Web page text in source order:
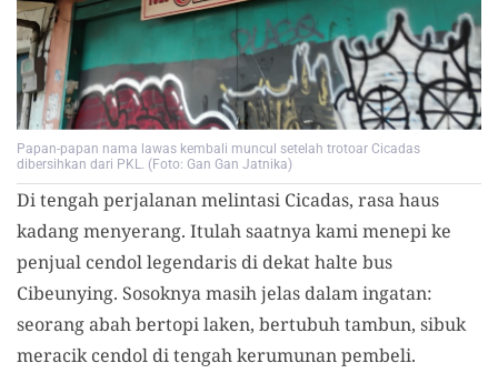
Papan-papan nama lawas kembali muncul setelah trotoar Cicadas
dibersihkan dari PKL. (Foto: Gan Gan Jatnika)
Di tengah perjalanan melintasi Cicadas, rasa haus
kadang menyerang. Itulah saatnya kami menepi ke
penjual cendol legendaris di dekat halte bus
Cibeunying. Sosoknya masih jelas dalam ingatan:
seorang abah bertopi laken, bertubuh tambun, sibuk
meracik cendol di tengah kerumunan pembeli.